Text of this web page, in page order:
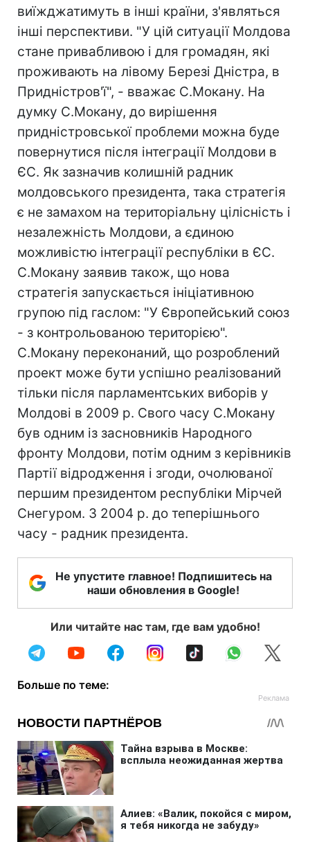
виїжджатимуть в інші країни, з'являться
інші перспективи. "У цій ситуації Молдова
стане привабливою і для громадян, які
проживають на лівому Березі Дністра, в
Придністров'ї", - вважає С.Мокану. На
думку С.Мокану, до вирішення
придністровської проблеми можна буде
повернутися після інтеграції Молдови в
ЄС. Як зазначив колишній радник
молдовського президента, така стратегія
є не замахом на територіальну цілісність і
незалежність Молдови, а єдиною
можливістю інтеграції республіки в ЄС.
С.Мокану заявив також, що нова
стратегія запускається ініціативною
групою під гаслом: "У Європейський союз
- з контрольованою територією".
С.Мокану переконаний, що розроблений
проект може бути успішно реалізований
тільки після парламентських виборів у
Молдові в 2009 р. Свого часу С.Мокану
був одним із засновників Народного
фронту Молдови, потім одним з керівників
Партії відродження і згоди, очолюваної
першим президентом республіки Мірчей
Снегуром. З 2004 р. до теперішнього
часу - радник президента.
Не упустите главное! Подпишитесь на
наши обновления в Google!
Или читайте нас там, где вам удобно!
Больше по теме: